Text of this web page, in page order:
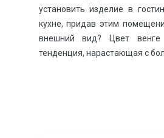
установить изделие в
кухне, придав этим
внешний вид? Цвет
тенденция, нарастающая с